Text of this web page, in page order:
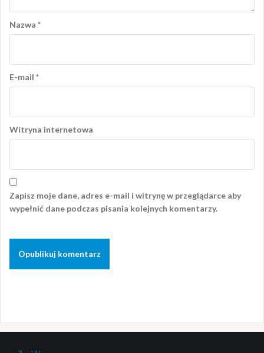
Nazwa *
E-mail *
Witryna internetowa
Zapisz moje dane, adres e-mail i witrynę w przeglądarce aby
wypełnić dane podczas pisania kolejnych komentarzy.